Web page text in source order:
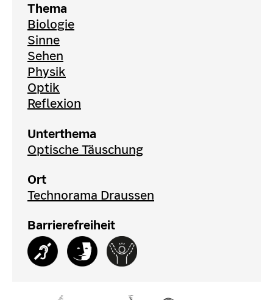
Thema
Biologie
Sinne
Sehen
Physik
Optik
Reflexion
Unterthema
Optische Täuschung
Ort
Technorama Draussen
Barrierefreiheit